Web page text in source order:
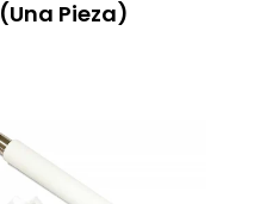
(una Pieza)